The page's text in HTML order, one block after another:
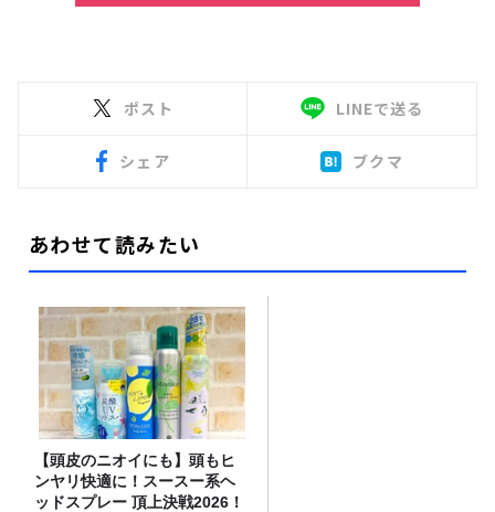
ポスト LINEで送る
シェア ブクマ
あわせて読みたい
【頭皮のニオイにも】頭もヒ
ンヤリ快適に！スースー系ヘ
ッドスプレー 頂上決戦2026！